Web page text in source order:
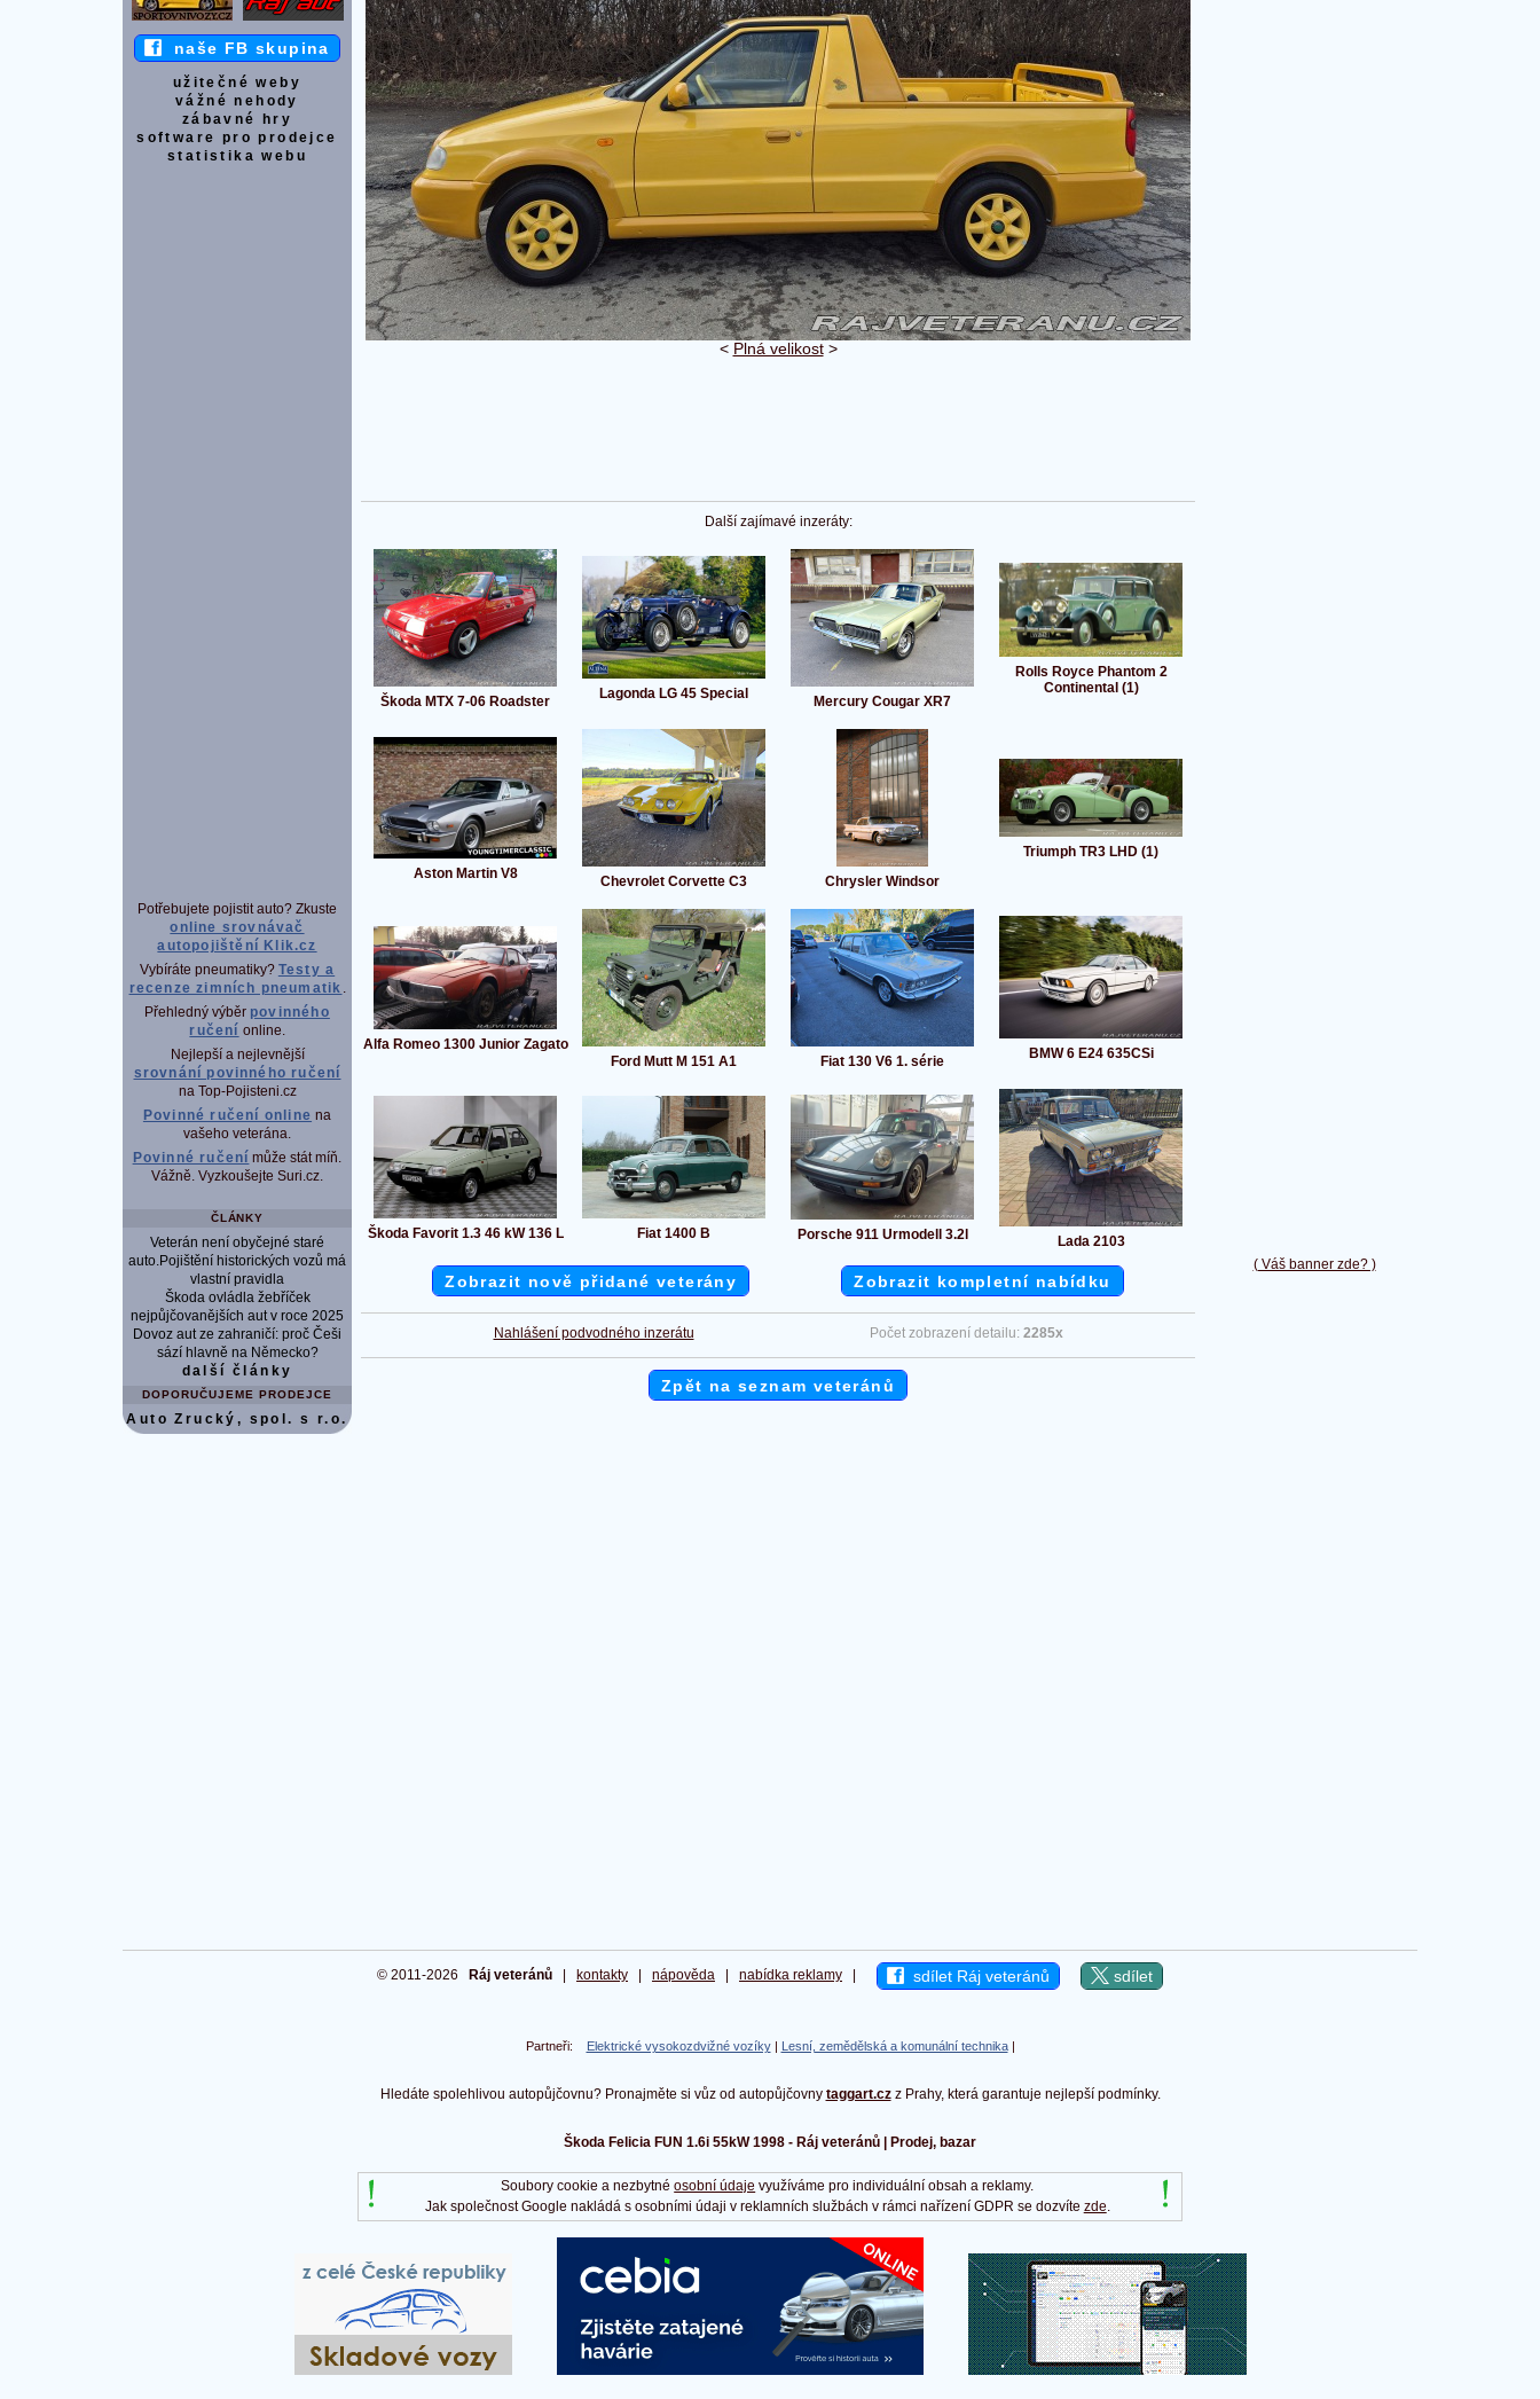
( Váš banner zde? )
naše FB skupina
užitečné weby
vážné nehody
zábavné hry
software pro prodejce
statistika webu
Potřebujete pojistit auto? Zkuste
online srovnávač
autopojištění Klik.cz
Vybíráte pneumatiky? Testy a
recenze zimních pneumatik .
Přehledný výběr povinného
ručení online.
Nejlepší a nejlevnější
srovnání povinného ručení
na Top-Pojisteni.cz
Povinné ručení online na
vašeho veterána.
Povinné ručení může stát míň.
Vážně. Vyzkoušejte Suri.cz.
ČLÁNKY
Veterán není obyčejné staré
auto.Pojištění historických vozů má
vlastní pravidla
Škoda ovládla žebříček
nejpůjčovanějších aut v roce 2025
Dovoz aut ze zahraničí: proč Češi
sází hlavně na Německo?
další články
DOPORUČUJEME PRODEJCE
Auto Zrucký, spol. s r.o.
< Plná velikost>
Další zajímavé inzeráty:
Škoda MTX 7-06 Roadster Lagonda LG 45 Special Mercury Cougar XR7
Rolls Royce Phantom 2
Continental (1)
Aston Martin V8 Chevrolet Corvette C3 Chrysler Windsor
Triumph TR3 LHD (1)
Alfa Romeo 1300 Junior Zagato
Ford Mutt M 151 A1
Fiat 130 V6 1. série BMW 6 E24 635CSi
Škoda Favorit 1.3 46 kW 136 L Fiat 1400 B Porsche 911 Urmodell 3.2l Lada 2103
Zobrazit nově přidané veterány Zobrazit kompletní nabídku
Nahlášení podvodného inzerátu Počet zobrazení detailu: 2285x
Zpět na seznam veteránů
© 2011-2026 Ráj veteránů kontakty nápověda nabídka reklamy sdílet Ráj veteránů sdílet
Partneři: Elektrické vysokozdvižné vozíky| Lesní, zemědělská a komunální technika|
Hledáte spolehlivou autopůjčovnu? Pronajměte si vůz od autopůjčovny taggart.czz Prahy, která garantuje nejlepší podmínky.
Škoda Felicia FUN 1.6i 55kW 1998 - Ráj veteránů | Prodej, bazar
Soubory cookie a nezbytnéosobní údaje využíváme pro individuální obsah a reklamy.
Jak společnost Google nakládá s osobními údaji v reklamních službách v rámci nařízení GDPR se dozvíte zde.